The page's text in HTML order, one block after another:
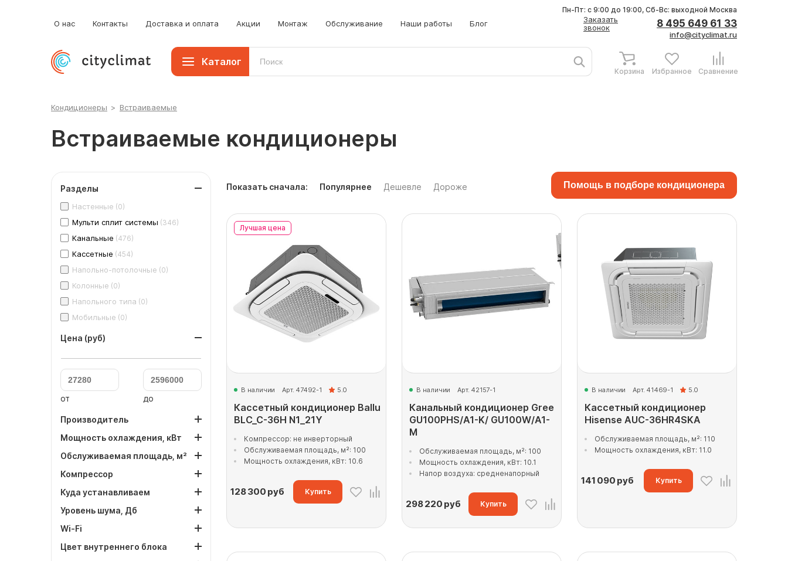
О нас Контакты Доставка и оплата Акции Монтаж Обслуживание Наши работы Блог
Заказать
звонок
8 495 649 61 33
info@cityclimat.ru
Пн-Пт: с 9:00 до 19:00, Сб-Вс: выходной Москва
Каталог
Корзина Избранное Сравнение
Кондиционеры > Встраиваемые
Встраиваемые кондиционеры
Разделы
Настенные (0)
Мульти сплит системы (346)
Канальные (476)
Кассетные (454)
Напольно-потолочные (0)
Колонные (0)
Напольного типа (0)
Мобильные (0)
Цена (руб)
от до
Производитель
Мощность охлаждения, кВт
Обслуживаемая площадь, м²
Компрессор
Куда устанавливаем
Уровень шума, Дб
Wi-Fi
Цвет внутреннего блока
Показать сначала: Популярнее Дешевле Дороже Помощь в подборе кондиционера
Лучшая цена
В наличии Арт. 47492-1 5.0
Кассетный кондиционер Ballu
BLC_C-36H N1_21Y
Компрессор: не инверторный
Обслуживаемая площадь, м²: 100
Мощность охлаждения, кВт: 10.6
128 300 руб Купить
В наличии Арт. 42157-1
Канальный кондиционер Gree
GU100PHS/A1-K/ GU100W/A1-
M
Обслуживаемая площадь, м²: 100
Мощность охлаждения, кВт: 10.1
Напор воздуха: средненапорный
298 220 руб Купить
В наличии Арт. 41469-1 5.0
Кассетный кондиционер
Hisense AUC-36HR4SKA
Обслуживаемая площадь, м²: 110
Мощность охлаждения, кВт: 11.0
141 090 руб Купить